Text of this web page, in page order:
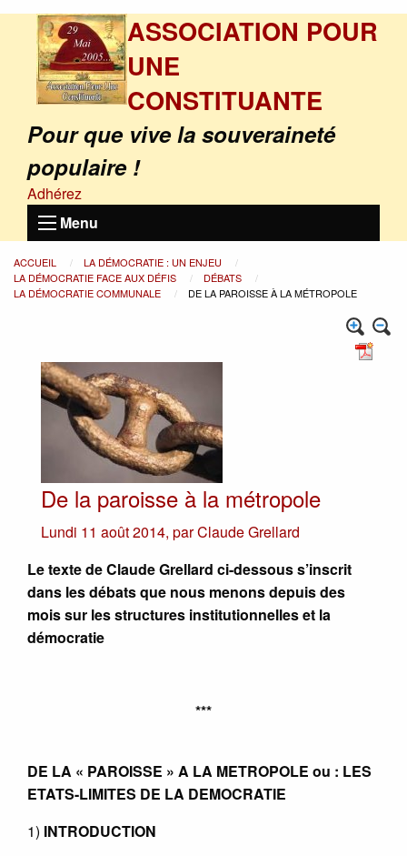
ASSOCIATION POUR
UNE
CONSTITUANTE
Pour que vive la souveraineté
populaire !
Adhérez
Menu
ACCUEIL
LA DÉMOCRATIE : UN ENJEU
LA DÉMOCRATIE FACE AUX DÉFIS
DÉBATS
LA DÉMOCRATIE COMMUNALE
DE LA PAROISSE À LA MÉTROPOLE
De la paroisse à la métropole
Lundi 11 août 2014, parClaude Grellard
Le texte de Claude Grellard ci-dessous s’inscrit
dans les débats que nous menons depuis des
mois sur les structures institutionnelles et la
démocratie
***
DE LA « PAROISSE » A LA METROPOLE ou : LES
ETATS-LIMITES DE LA DEMOCRATIE
1) INTRODUCTION